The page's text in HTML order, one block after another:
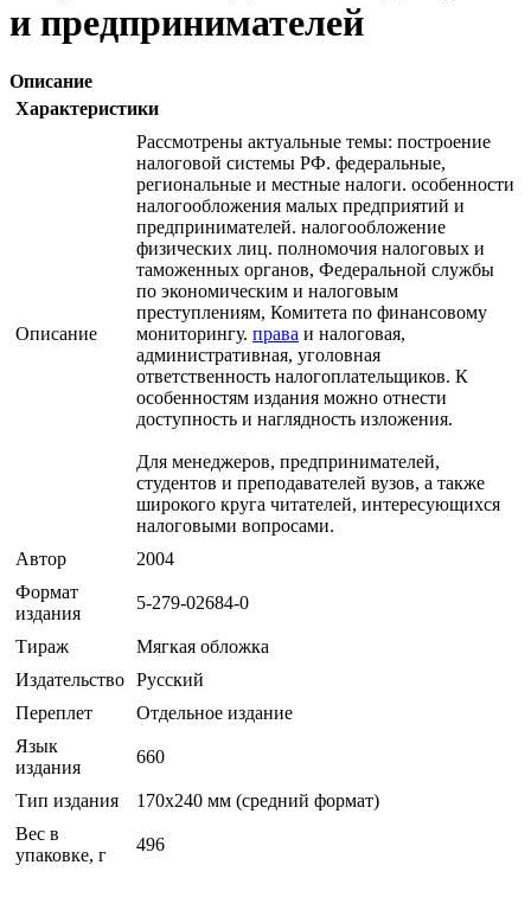
и предпринимателей
Описание
Характеристики
Описание
Рассмотрены актуальные темы: построение
налоговой системы РФ. федеральные,
региональные и местные налоги. особенности
налогообложения малых предприятий и
предпринимателей. налогообложение
физических лиц. полномочия налоговых и
таможенных органов, Федеральной службы
по экономическим и налоговым
преступлениям, Комитета по финансовому
мониторингу. права и налоговая,
административная, уголовная
ответственность налогоплательщиков. К
особенностям издания можно отнести
доступность и наглядность изложения.
Для менеджеров, предпринимателей,
студентов и преподавателей вузов, а также
широкого круга читателей, интересующихся
налоговыми вопросами.
Автор
2004
Формат
издания
5-279-02684-0
Тираж
Мягкая обложка
Издательство Русский
Переплет
Отдельное издание
Язык
издания
660
Тип издания
170x240 мм (средний формат)
Вес в
упаковке, г
496